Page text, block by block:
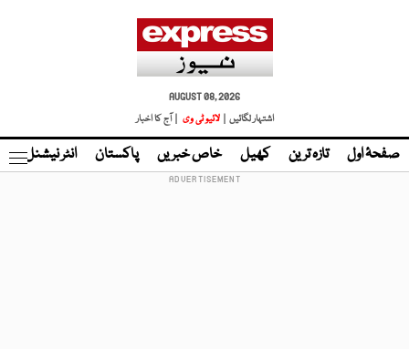
AUGUST 08, 2026
اشتہار لگائیں |
لائیو ٹی وی | آج کا اخبار
صفحۂ اول تازہ ترین کھیل خاص خبریں پاکستان انٹر نیشنل